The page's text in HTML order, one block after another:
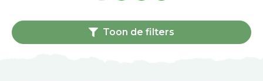
Toon de filters